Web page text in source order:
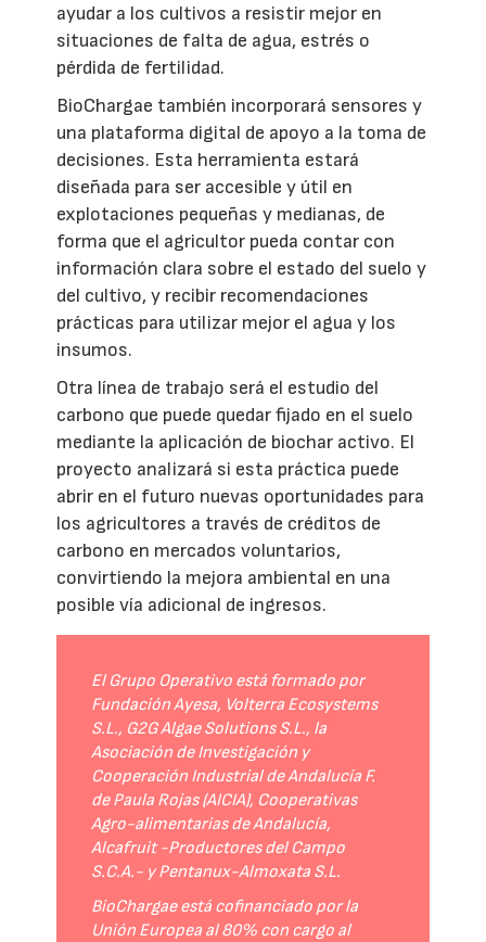
ayudar a los cultivos a resistir mejor en
situaciones de falta de agua, estrés o
pérdida de fertilidad.
BioChargae también incorporará sensores y
una plataforma digital de apoyo a la toma de
decisiones. Esta herramienta estará
diseñada para ser accesible y útil en
explotaciones pequeñas y medianas, de
forma que el agricultor pueda contar con
información clara sobre el estado del suelo y
del cultivo, y recibir recomendaciones
prácticas para utilizar mejor el agua y los
insumos.
Otra línea de trabajo será el estudio del
carbono que puede quedar fijado en el suelo
mediante la aplicación de biochar activo. El
proyecto analizará si esta práctica puede
abrir en el futuro nuevas oportunidades para
los agricultores a través de créditos de
carbono en mercados voluntarios,
convirtiendo la mejora ambiental en una
posible vía adicional de ingresos.
El Grupo Operativo está formado por
Fundación Ayesa, Volterra Ecosystems
S.L., G2G Algae Solutions S.L., la
Asociación de Investigación y
Cooperación Industrial de Andalucía F.
de Paula Rojas (AICIA), Cooperativas
Agro-alimentarias de Andalucía,
Alcafruit -Productores del Campo
S.C.A.- y Pentanux-Almoxata S.L.
BioChargae está cofinanciado por la
Unión Europea al 80% con cargo al